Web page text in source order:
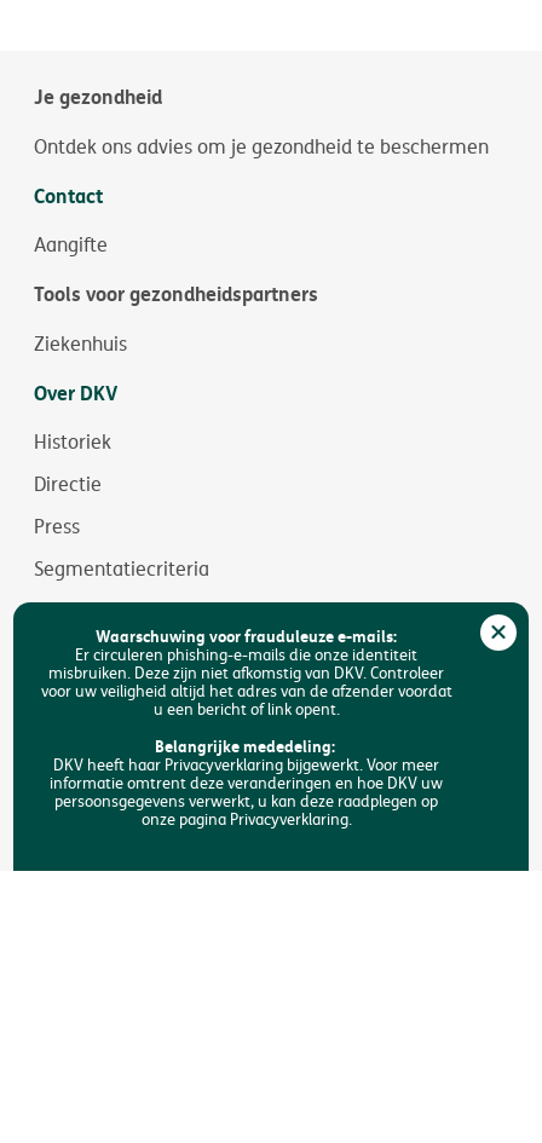
Je gezondheid
Ontdek ons advies om je gezondheid te beschermen
Contact
Aangifte
Tools voor gezondheidspartners
Ziekenhuis
Over DKV
Historiek
Directie
Press
Segmentatiecriteria
Jobs
Duurzaamheid
Toegankelijkheid
Zoeken
Waarschuwing voor frauduleuze e-mails:
Er circuleren phishing-e-mails die onze identiteit
misbruiken. Deze zijn niet afkomstig van DKV. Controleer
voor uw veiligheid altijd het adres van de afzender voordat
u een bericht of link opent.
Belangrijke mededeling:
DKV heeft haar Privacyverklaring bijgewerkt. Voor meer
informatie omtrent deze veranderingen en hoe DKV uw
persoonsgegevens verwerkt, u kan deze raadplegen op
onze pagina Privacyverklaring.